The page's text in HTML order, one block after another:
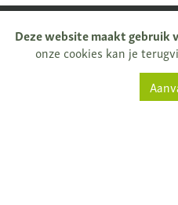
Deze website maakt gebruik
onze cookies kan je